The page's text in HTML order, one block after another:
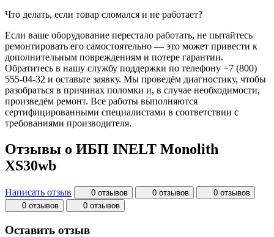
Что делать, если товар сломался и не работает?
Если ваше оборудование перестало работать, не пытайтесь
ремонтировать его самостоятельно — это может привести к
дополнительным повреждениям и потере гарантии.
Обратитесь в нашу службу поддержки по телефону +7 (800)
555-04-32 и оставьте заявку. Мы проведём диагностику, чтобы
разобраться в причинах поломки и, в случае необходимости,
произведём ремонт. Все работы выполняются
сертифицированными специалистами в соответствии с
требованиями производителя.
Отзывы о ИБП INELT Monolith
XS30wb
Написать отзыв 0 отзывов 0 отзывов
0 отзывов
0 отзывов
0 отзывов
Оставить отзыв